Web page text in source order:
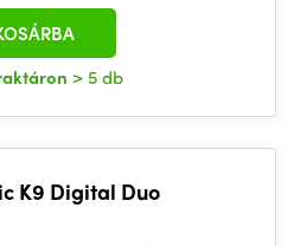
> 5 db
K9 Digital Duo